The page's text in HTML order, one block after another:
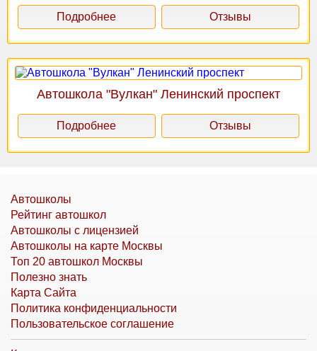
Подробнее Отзывы
Автошкола "Вулкан" Ленинский проспект
Подробнее Отзывы
Автошколы
Рейтинг автошкол
Автошколы с лицензией
Автошколы на карте Москвы
Топ 20 автошкол Москвы
Полезно знать
Карта Сайта
Политика конфиденциальности
Пользовательское соглашение